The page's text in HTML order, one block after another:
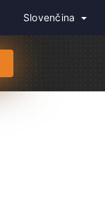
Slovenčina